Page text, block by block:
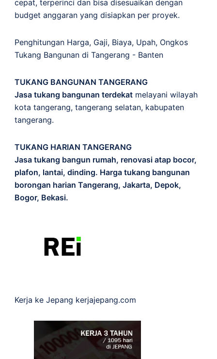
cepat, terperinci dan bisa disesuaikan dengan
budget anggaran yang disiapkan per proyek.
Penghitungan Harga, Gaji, Biaya, Upah, Ongkos
Tukang Bangunan di Tangerang - Banten
TUKANG BANGUNAN TANGERANG
Jasa tukang bangunan terdekat melayani wilayah
kota tangerang, tangerang selatan, kabupaten
tangerang.
TUKANG HARIAN TANGERANG
Jasa tukang bangun rumah, renovasi atap bocor,
plafon, lantai, dinding. Harga tukang bangunan
borongan harian Tangerang, Jakarta, Depok,
Bogor, Bekasi.
Kerja ke Jepang kerjajepang.com